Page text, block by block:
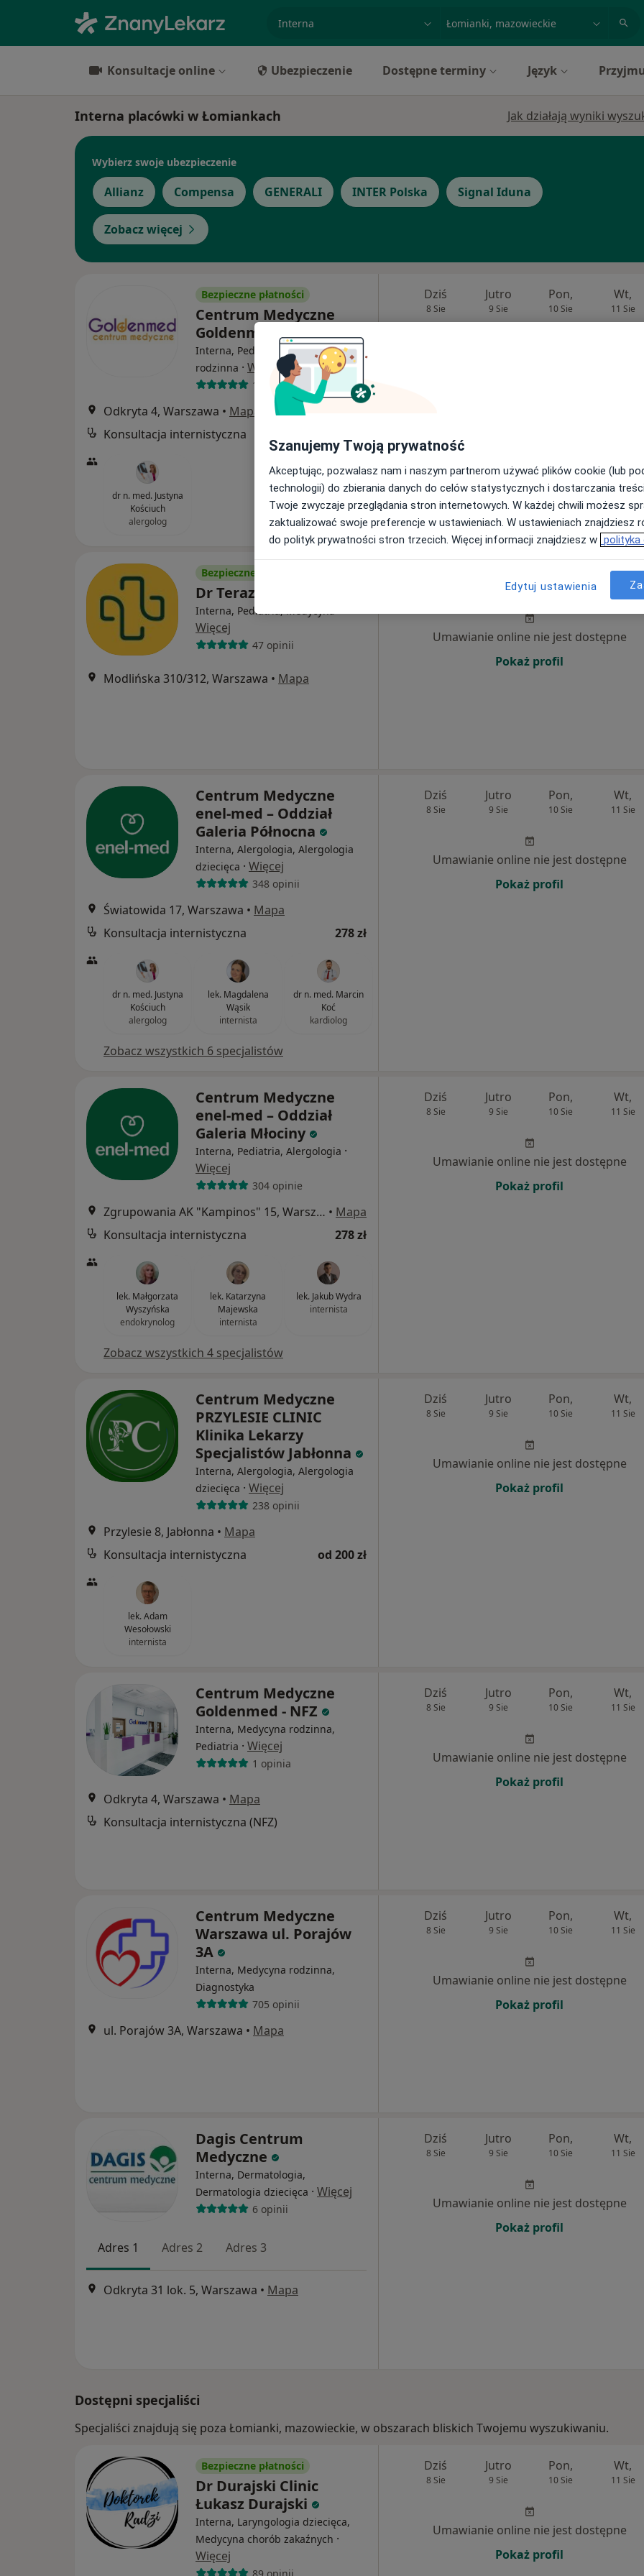
Konsultacje online Ubezpieczenie Dostępne terminy Język
Interna placówki w Łomiankach Jak działają wyniki
Wybierz swoje ubezpieczenie
Allianz Compensa GENERALI INTER Polska Signal Iduna
Zobacz więcej
Bezpieczne płatności
Centrum Medyczne
Goldenmed
Interna, Pediatria, Medycyna
rodzinna · Więcej
187 opinii
Odkryta 4, Warszawa • Mapa
Konsultacja internistyczna
dr n. med. Justyna
Kościuch
alergolog
Dziś
8 Sie
Jutro
9 Sie
Pon,
10 Sie
Wt,
11 Sie
Bezpieczne płatności
Dr Teraz
Interna, Pediatria, Medycyna·
Więcej
47 opinii
Modlińska 310/312, Warszawa • Mapa
9 Sie 10 Sie
Wt,
11 Sie
Umawianie online nie jest dostępne
Pokaż profil
Centrum Medyczne
enel-med – Oddział
Galeria Północna
Interna, Alergologia, Alergologia
dziecięca · Więcej
348 opinii
Światowida 17, Warszawa • Mapa
Konsultacja internistyczna
278 zł
dr n. med. Justyna
Kościuch
alergolog
lek. Magdalena
Wąsik
internista
dr n. med. Marcin
Koć
kardiolog
Zobacz wszystkich 6 specjalistów
Dziś
8 Sie
Jutro
9 Sie
Pon,
10 Sie
Wt,
11 Sie
Umawianie online nie jest dostępne
Pokaż profil
Centrum Medyczne
enel-med – Oddział
Galeria Młociny
Interna, Pediatria, Alergologia ·
Więcej
304 opinie
Zgrupowania AK "Kampinos" 15, Warszawa • Mapa
Konsultacja internistyczna
278 zł
lek. Małgorzata
Wyszyńska
endokrynolog
lek. Katarzyna
Majewska
internista
lek. Jakub Wydra
internista
Zobacz wszystkich 4 specjalistów
Dziś
8 Sie
Jutro
9 Sie
Pon,
10 Sie
Wt,
11 Sie
Umawianie online nie jest dostępne
Pokaż profil
Centrum Medyczne
PRZYLESIE CLINIC
Klinika Lekarzy
Specjalistów Jabłonna
Interna, Alergologia, Alergologia
dziecięca · Więcej
238 opinii
Przylesie 8, Jabłonna • Mapa
Konsultacja internistyczna
od 200 zł
lek. Adam
Wesołowski
internista
Dziś
8 Sie
Jutro
9 Sie
Pon,
10 Sie
Wt,
11 Sie
Umawianie online nie jest dostępne
Pokaż profil
Centrum Medyczne
Goldenmed - NFZ
Interna, Medycyna rodzinna,
Pediatria · Więcej
1 opinia
Odkryta 4, Warszawa • Mapa
Konsultacja internistyczna (NFZ)
Dziś
8 Sie
Jutro
9 Sie
Pon,
10 Sie
Wt,
11 Sie
Umawianie online nie jest dostępne
Pokaż profil
Centrum Medyczne
Warszawa ul. Porajów
3A
Interna, Medycyna rodzinna,
Diagnostyka
705 opinii
ul. Porajów 3A, Warszawa • Mapa
Dziś
8 Sie
Jutro
9 Sie
Pon,
10 Sie
Wt,
11 Sie
Umawianie online nie jest dostępne
Pokaż profil
Dagis Centrum
Medyczne
Interna, Dermatologia,
Dermatologia dziecięca · Więcej
6 opinii
Adres 1 Adres 2 Adres 3
Odkryta 31 lok. 5, Warszawa • Mapa
Dziś
8 Sie
Jutro
9 Sie
Pon,
10 Sie
Wt,
11 Sie
Umawianie online nie jest dostępne
Pokaż profil
Dostępni specjaliści
Specjaliści znajdują się poza Łomianki, mazowieckie, w obszarach bliskich Twojemu wyszukiwaniu.
Bezpieczne płatności
Dr Durajski Clinic
Łukasz Durajski
Interna, Laryngologia dziecięca,
Medycyna chorób zakaźnych ·
Więcej
89 opinii
Dziś
8 Sie
Jutro
9 Sie
Pon,
10 Sie
Wt,
11 Sie
Umawianie online nie jest dostępne
Pokaż profil
Szanujemy Twoją prywatność
Akceptując, pozwalasz nam i naszym partnerom używać plików cookie (lub
technologii) do zbierania danych do celów statystycznych i dostarczania
Twoje zwyczaje przeglądania stron internetowych. W każdej chwili możesz
zaktualizować swoje preferencje w ustawieniach. W ustawieniach znajdziesz
do polityk prywatności stron trzecich. Więcej informacji znajdziesz w polityka
Edytuj ustawienia